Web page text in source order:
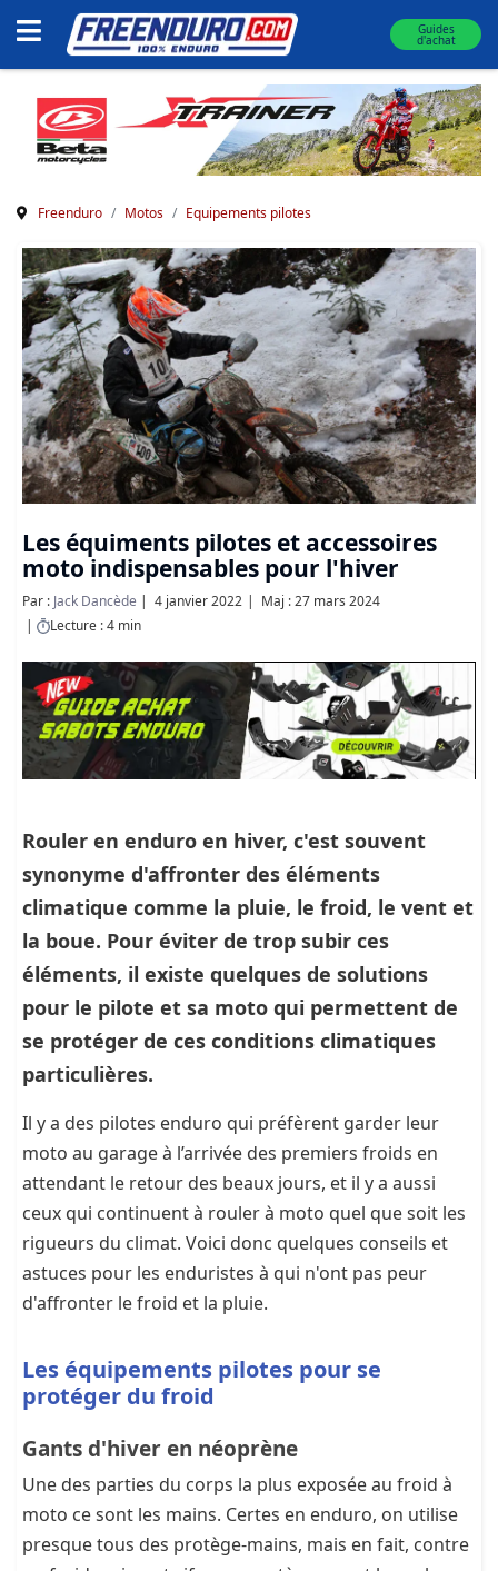
Guides
d'achat
Freenduro Motos Equipements pilotes
Les équiments pilotes et accessoires
moto indispensables pour l'hiver
Par : Jack Dancède 4 janvier 2022
Maj : 27 mars 2024
Lecture : 4 min
Rouler en enduro en hiver, c'est souvent
synonyme d'affronter des éléments
climatique comme la pluie, le froid, le vent et
la boue. Pour éviter de trop subir ces
éléments, il existe quelques de solutions
pour le pilote et sa moto qui permettent de
se protéger de ces conditions climatiques
particulières.
Il y a des pilotes enduro qui préfèrent garder leur
moto au garage à l’arrivée des premiers froids en
attendant le retour des beaux jours, et il y a aussi
ceux qui continuent à rouler à moto quel que soit les
rigueurs du climat. Voici donc quelques conseils et
astuces pour les enduristes à qui n'ont pas peur
d'affronter le froid et la pluie.
Les équipements pilotes pour se
protéger du froid
Gants d'hiver en néoprène
Une des parties du corps la plus exposée au froid à
moto ce sont les mains. Certes en enduro, on utilise
presque tous des protège-mains, mais en fait, contre